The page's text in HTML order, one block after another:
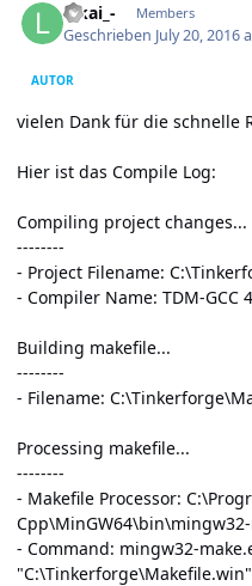
lakai_- Members
Geschrieben July 20, 2016
AUTOR
vielen Dank für die schnelle
Hier ist das Compile Log:
Compiling project changes...
--------
- Project Filename:
- Compiler Name: TDM-GCC
Building makefile...
--------
- Filename:
Processing makefile...
--------
- Makefile Processor:
- Command: mingw32-